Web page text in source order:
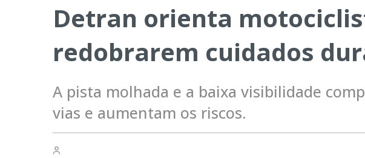
Detran orienta
redobrarem cuidados
A pista molhada e a baixa visibilidade
vias e aumentam os riscos.